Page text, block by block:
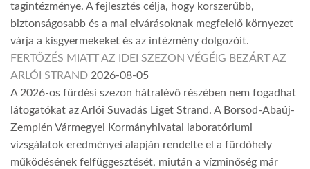
tagintézménye. A fejlesztés célja, hogy korszerűbb,
biztonságosabb és a mai elvárásoknak megfelelő környezet
várja a kisgyermekeket és az intézmény dolgozóit.
FERTŐZÉS MIATT AZ IDEI SZEZON VÉGÉIG BEZÁRT AZ
ARLÓI STRAND 2026-08-05
A 2026-os fürdési szezon hátralévő részében nem fogadhat
látogatókat az Arlói Suvadás Liget Strand. A Borsod-Abaúj-
Zemplén Vármegyei Kormányhivatal laboratóriumi
vizsgálatok eredményei alapján rendelte el a fürdőhely
működésének felfüggesztését, miután a vízminőség már